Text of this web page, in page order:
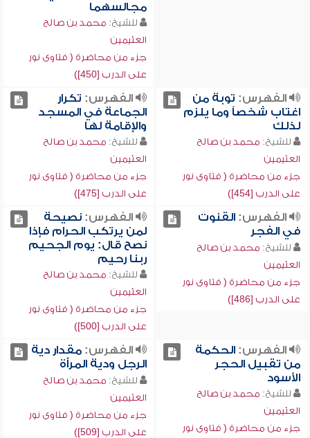
مجالسهما
للشيخ: محمد بن صالح
العثيمين
جزء من محاضرة ( فتاوى نور
على الدرب [450])
الفهرس: توبة من
اغتاب شخصاً وما يلزم
لذلك
للشيخ: محمد بن صالح
العثيمين
جزء من محاضرة ( فتاوى نور
على الدرب [454])
الفهرس: تكرار
الجماعة في المسجد
والإقامة لها
للشيخ: محمد بن صالح
العثيمين
جزء من محاضرة ( فتاوى نور
على الدرب [475])
الفهرس:القنوت
في الفجر
للشيخ: محمد بن صالح
العثيمين
جزء من محاضرة ( فتاوى نور
على الدرب [486])
الفهرس:نصيحة
لمن يرتكب الحرام فإذا
نصح قال: يوم الجحيم
ربنا رحيم
للشيخ: محمد بن صالح
العثيمين
جزء من محاضرة ( فتاوى نور
على الدرب [500])
الفهرس:الحكمة
من تقبيل الحجر
الأسود
للشيخ: محمد بن صالح
العثيمين
جزء من محاضرة ( فتاوى نور
الفهرس:مقدار دية
الرجل ودية المرأة
للشيخ: محمد بن صالح
العثيمين
جزء من محاضرة ( فتاوى نور
على الدرب [509])